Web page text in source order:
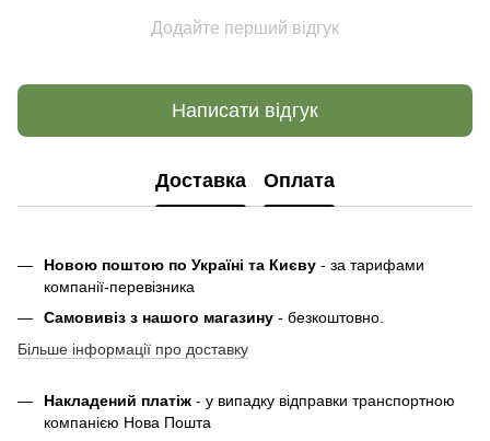
Додайте перший відгук
Написати відгук
Доставка Оплата
Новою поштою по Україні та Києву - за тарифами
компанії-перевізника
Самовивіз з нашого магазину - безкоштовно.
Більше інформації про доставку
Накладений платіж - у випадку відправки транспортною
компанією Нова Пошта